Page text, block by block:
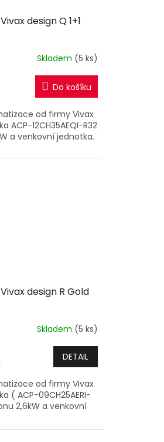
design Q 1+1
Skladem (5 ks)
Do košíku
od firmy Vivax
ACP-12CH35AEQI-R32
a venkovní jednotka.
design R Gold
Skladem (5 ks)
DETAIL
od firmy Vivax
( ACP-09CH25AERI-
2,6kW a venkovní